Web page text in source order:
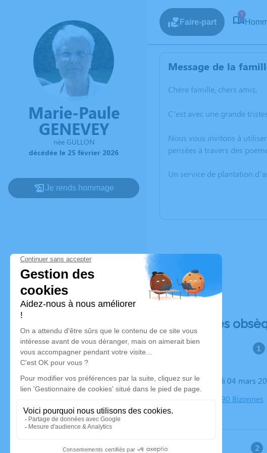
Marie-Paule
GENEVEY
née GULLON
décédée le 25 février 2026
Je rends hommage
Faire-part
8
Message de la
Chère famille, chers amis,
C’est avec une grande
Nous vous invitons à
pensées à travers des
Un service de plantation
Déroulé des
Le mercredi 04 mars
Eglise, 38690 Bizonnes